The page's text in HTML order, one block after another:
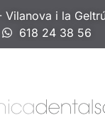
Vilanova i la
618 24 38 56